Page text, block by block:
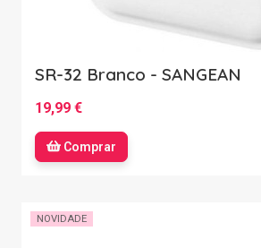
SR-32 Branco - SANGEAN
19,99 €
Comprar
NOVIDADE